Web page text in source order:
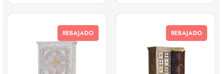
REBAJADO REBAJADO